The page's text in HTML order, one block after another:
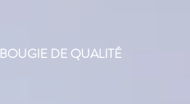
BOUGIE DE QUALITÉ